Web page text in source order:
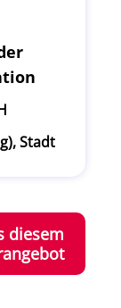
Stadt
diesem